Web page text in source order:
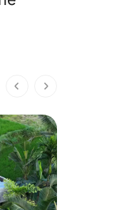
páginas
apreciados